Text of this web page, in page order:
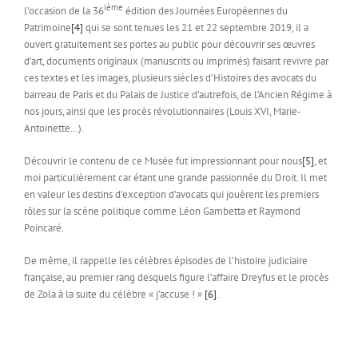
l’occasion de la 36ième édition des Journées Européennes du
Patrimoine[4] qui se sont tenues les 21 et 22 septembre 2019, il a
ouvert gratuitement ses portes au public pour découvrir ses œuvres
d’art, documents originaux (manuscrits ou imprimés) faisant revivre par
ces textes et les images, plusieurs siècles d’Histoires des avocats du
barreau de Paris et du Palais de Justice d’autrefois, de l’Ancien Régime à
nos jours, ainsi que les procès révolutionnaires (Louis XVI, Marie-
Antoinette…).
Découvrir le contenu de ce Musée fut impressionnant pour nous[5], et
moi particulièrement car étant une grande passionnée du Droit. Il met
en valeur les destins d’exception d’avocats qui jouèrent les premiers
rôles sur la scène politique comme Léon Gambetta et Raymond
Poincaré.
De même, il rappelle les célèbres épisodes de l’histoire judiciaire
française, au premier rang desquels figure l’affaire Dreyfus et le procès
de Zola à la suite du célèbre « j’accuse ! » [6].